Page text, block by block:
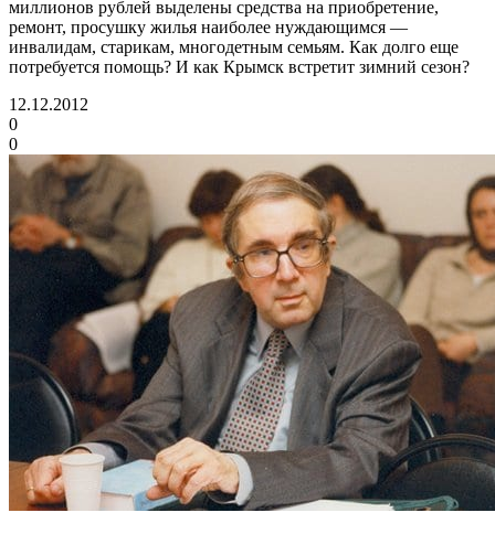
миллионов рублей выделены средства на приобретение,
ремонт, просушку жилья наиболее нуждающимся —
инвалидам, старикам, многодетным семьям. Как долго еще
потребуется помощь? И как Крымск встретит зимний сезон?
12.12.2012
0
0